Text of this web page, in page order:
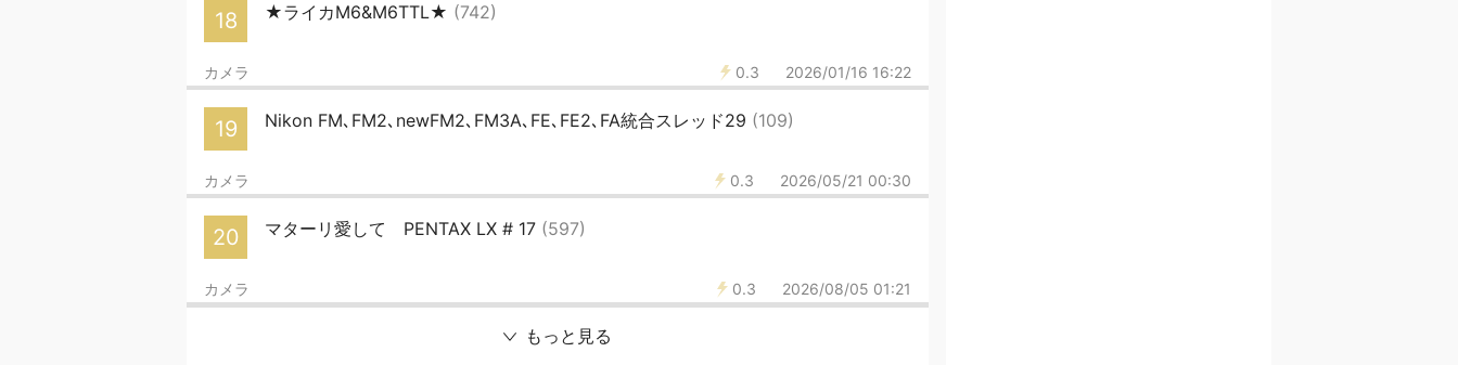
18 ★ライカM6&M6TTL★ (742)
0.3 2026/01/16 16:22
カメラ
19 Nikon FM､FM2､newFM2､FM3A､FE､FE2､FA統合スレッド29 (109)
0.3 2026/05/21 00:30
カメラ
20 マターリ愛して PENTAX LX # 17 (597)
0.3 2026/08/05 01:21
カメラ
もっと見る